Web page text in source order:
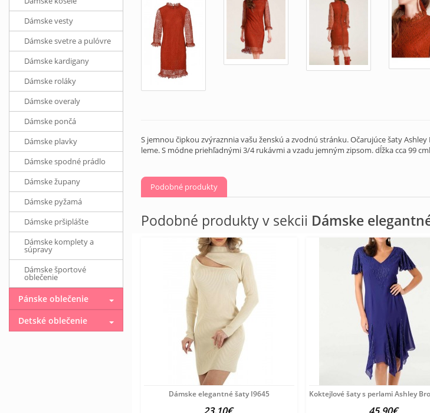
S jemnou čipkou zvýraznnia vašu ženskú a zvodnú stránku. Očarujúce šaty
leme. S módne priehľadnými 3/4 rukávmi a vzadu jemným zipsom. dĺžka cca 99
Podobné produkty
Podobné produkty v sekcii Dámske
Dámske elegantné šaty I9645 Koktejlové šaty s perlami Ashley
Dámske vesty
Dámske svetre a pulóvre
Dámske kardigany
Dámske roláky
Dámske overaly
Dámske pončá
Dámske plavky
Dámske spodné prádlo
Dámske župany
Dámske pyžamá
Dámske pršiplášte
Dámske komplety a
súpravy
Dámske športové
oblečenie
Pánske oblečenie
Detské oblečenie